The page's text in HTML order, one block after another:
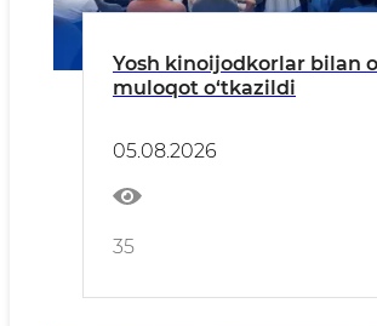
Yosh kinoijodkorlar bilan
muloqot o‘tkazildi
05.08.2026
35